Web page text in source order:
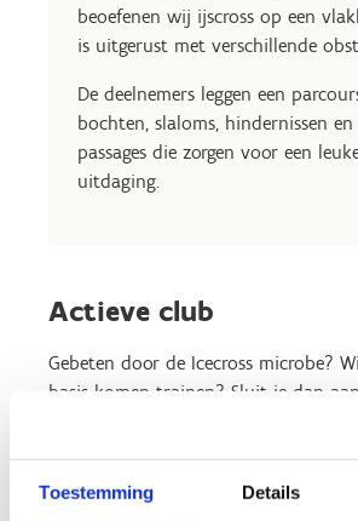
Toestemming Details
beoefenen wij ijscross op een
is uitgerust met verschillende
De deelnemers leggen een
bochten, slaloms, hindernissen
passages die zorgen voor een
uitdaging.
Actieve club
Gebeten door de Icecross microbe?
basis komen trainen? Sluit je dan